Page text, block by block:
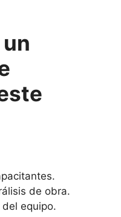
un
de obra.
equipo.